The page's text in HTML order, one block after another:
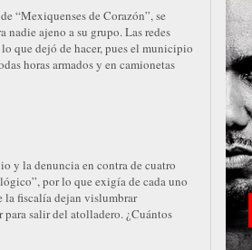
“Mexiquenses de Corazón”, se
ajeno a su grupo. Las redes
que dejó de hacer, pues el municipio
horas armados y en camionetas
y la denuncia en contra de cuatro
por lo que exigía de cada uno
la fiscalía dejan vislumbrar
salir del atolladero. ¿Cuántos